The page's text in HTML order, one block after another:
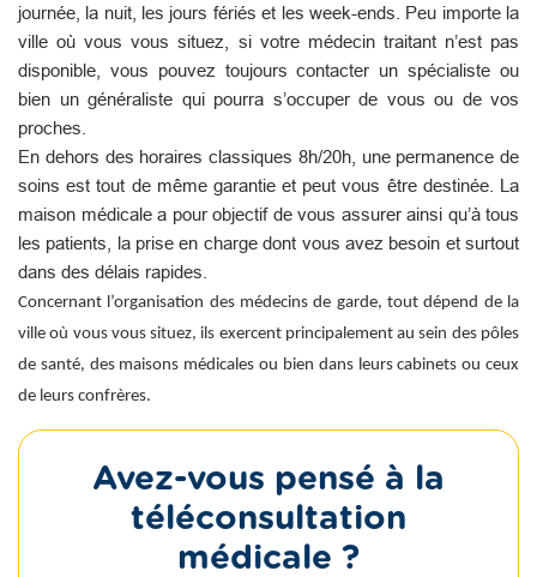
journée, la nuit, les jours fériés et les week-ends. Peu importe la
ville où vous vous situez, si votre médecin traitant n’est pas
disponible, vous pouvez toujours contacter un spécialiste ou
bien un généraliste qui pourra s’occuper de vous ou de vos
proches.
En dehors des horaires classiques 8h/20h, une permanence de
soins est tout de même garantie et peut vous être destinée. La
maison médicale a pour objectif de vous assurer ainsi qu’à tous
les patients, la prise en charge dont vous avez besoin et surtout
dans des délais rapides.
Concernant l’organisation des médecins de garde, tout dépend de la
ville où vous vous situez, ils exercent principalement au sein des pôles
de santé, des maisons médicales ou bien dans leurs cabinets ou ceux
de leurs confrères.
Avez-vous pensé à la
téléconsultation
médicale ?